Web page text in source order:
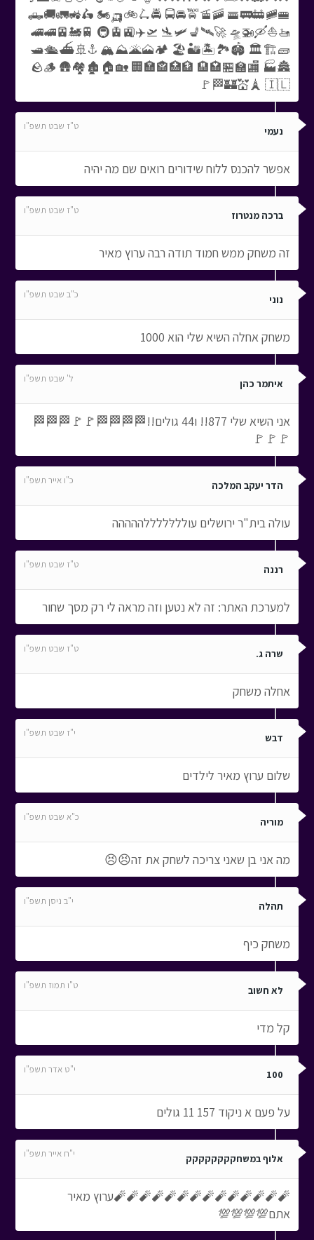
🛻🚚🚛🚜🛵 🏍️🛺🚲🛴🚔 🚍🚘🚖🚡🚠 🚟🚃🚋🚞🚝
🚄🚅🚈🚂🚆 🚇🚊🚉✈️🛫 🛬🛩️💺🛰️🚀 🛸🚁🛶⛵🚤
🛥️🛳️⛴️🚢⚓ 🏔️⛰️🌋🗻🏕️ 🏖️🏜️🏝️🏞️🏟️ 🏛️🏗️🧱
🪨🪵 🛖🏘️🏚️🏠🏡 🏢🏣🏤🏥🏦 🏨🏩🏪🏫🏬 🏭🏯
🏰💒🗼 🇮🇱🏁🚩
נעמי ט"ז שבט תשפ"ו
אפשר להכנס ללוח שידורים רואים שם מה יהיה
ברכה מנטרוז ט"ז שבט תשפ"ו
זה משחק ממש חמוד תודה רבה ערוץ מאיר
נוני כ"ב שבט תשפ"ו
משחק אחלה השיא שלי הוא 1000
איתמר כהן ל' שבט תשפ"ו
אני השיא שלי 877!! ו44 גולים!!🏁🏁🏁🏁🚩🚩🏁🏁🏁
🚩🚩🚩
הדר יעקב המלכה כ"ו אייר תשפ"ו
עולה בית"ר ירושלים עולללּללללההההה
רננה ט"ז שבט תשפ"ו
למערכת האתר: זה לא נטען וזה מראה לי רק מסך שחור
שרה ג. ט"ז שבט תשפ"ו
אחלה משחק
דבש י"ז שבט תשפ"ו
שלום ערוץ מאיר לילדים
מוריה כ"א שבט תשפ"ו
מה אני בן שאני צריכה לשחק את זה😣😣
תהלה י"ב ניסן תשפ"ו
משחק כיף
לא חשוב ט"ו תמוז תשפ"ו
קל מדי
100 י"ט אדר תשפ"ו
על פעם א ניקוד 157 11 גולים
אלוף במשחקקקקקקקק י"ח אייר תשפ"ו
🧨🧨🧨🧨🧨🧨🧨🧨🧨🧨🧨🧨🧨🧨ערוץ מאיר
אתם💯💯💯💯